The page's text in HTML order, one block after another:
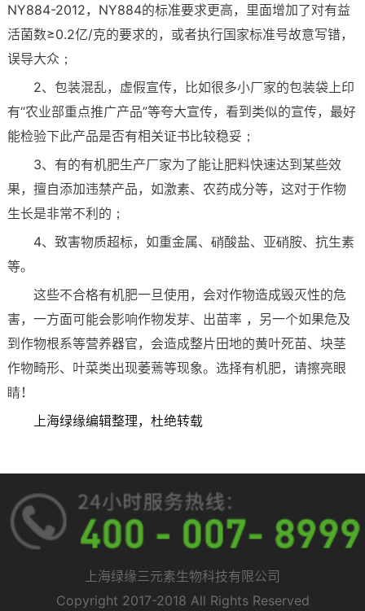
NY884-2012，NY884的标准要求更高，里面增加了对有益
活菌数≥0.2亿/克的要求的，或者执行国家标准号故意写错，
误导大众；
2、包装混乱，虚假宣传，比如很多小厂家的包装袋上印
有“农业部重点推广产品”等夸大宣传，看到类似的宣传，最好
能检验下此产品是否有相关证书比较稳妥；
3、有的有机肥生产厂家为了能让肥料快速达到某些效
果，擅自添加违禁产品，如激素、农药成分等，这对于作物
生长是非常不利的；
4、致害物质超标，如重金属、硝酸盐、亚硝胺、抗生素
等。
这些不合格有机肥一旦使用，会对作物造成毁灭性的危
害，一方面可能会影响作物发芽、出苗率 ，另一个如果危及
到作物根系等营养器官，会造成整片田地的黄叶死苗、块茎
作物畸形、叶菜类出现萎蔫等现象。选择有机肥，请擦亮眼
睛！
上海绿缘编辑整理，杜绝转载
上海绿缘三元素生物科技有限公司
Copyright 2017-2018 All Rights Reserved